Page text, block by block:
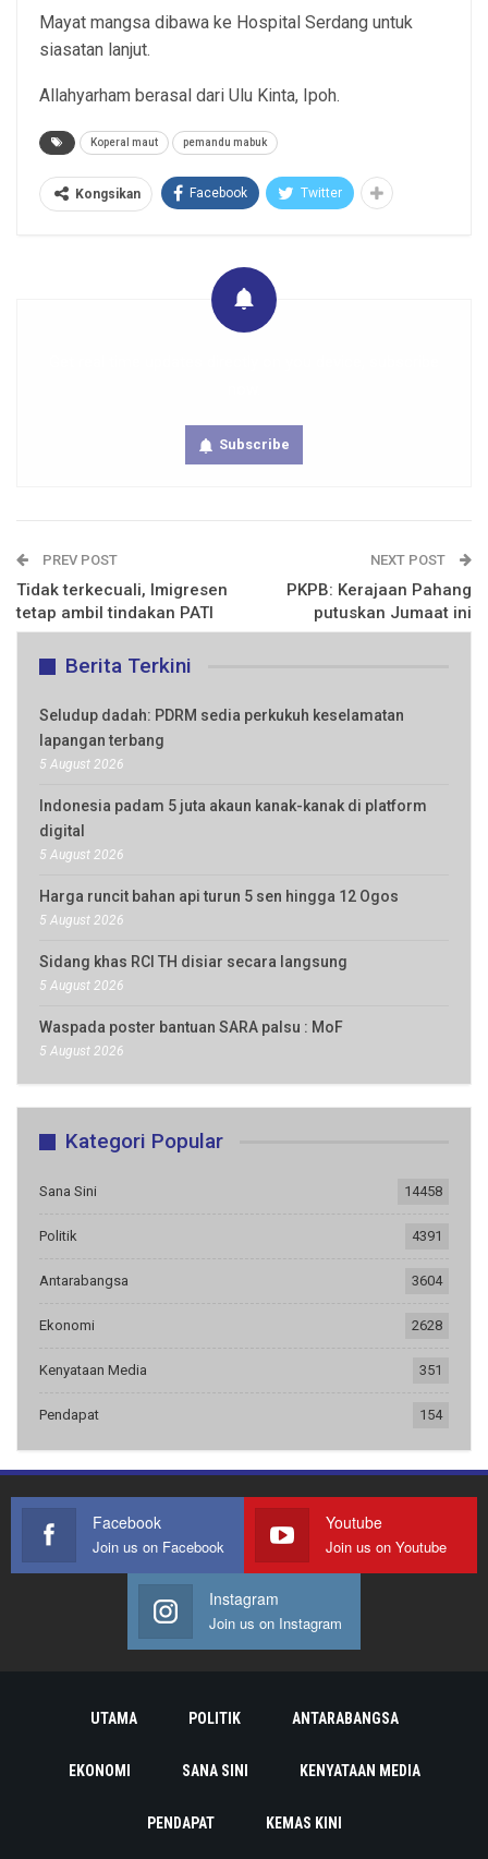
Mayat mangsa dibawa ke Hospital Serdang untuk
siasatan lanjut.
Allahyarham berasal dari Ulu Kinta, Ipoh.
Koperal maut pemandu mabuk
Kongsikan Facebook Twitter
Subscribe
PREV POST
Tidak terkecuali, Imigresen
tetap ambil tindakan PATI
NEXT POST
PKPB: Kerajaan Pahang
putuskan Jumaat ini
Berita Terkini
Seludup dadah: PDRM sedia perkukuh keselamatan
lapangan terbang
5 August 2026
Indonesia padam 5 juta akaun kanak-kanak di platform
digital
5 August 2026
Harga runcit bahan api turun 5 sen hingga 12 Ogos
5 August 2026
Sidang khas RCI TH disiar secara langsung
5 August 2026
Waspada poster bantuan SARA palsu : MoF
5 August 2026
Kategori Popular
Sana Sini 14458
Politik 4391
Antarabangsa 3604
Ekonomi 2628
Kenyataan Media 351
Pendapat 154
Facebook
Join us on Facebook
Youtube
Join us on Youtube
Instagram
Join us on Instagram
UTAMA POLITIK ANTARABANGSA
EKONOMI SANA SINI KENYATAAN MEDIA
PENDAPAT KEMAS KINI